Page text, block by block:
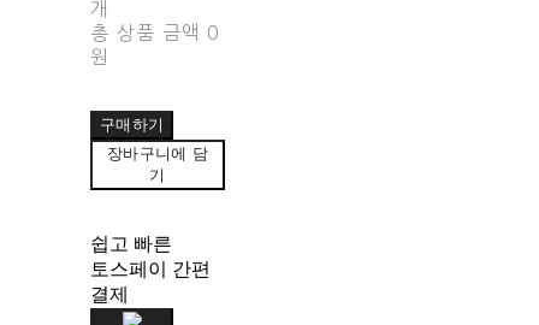
개
총 상품 금액 0
원
구매하기
장바구니에 담
기
쉽고 빠른
토스페이 간편
결제